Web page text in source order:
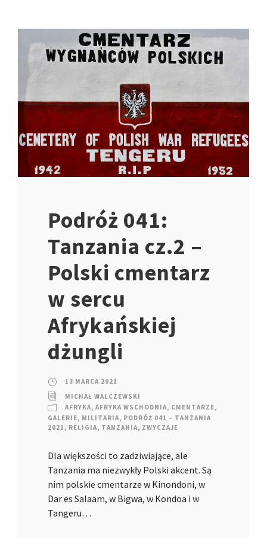
Podróż 041:
Tanzania cz.2 –
Polski cmentarz
w sercu
Afrykańskiej
dżungli
13 MARCA 2021
MICHAŁ WALCZEWSKI
AFRYKA, AFRYKA WSCHODNIA, CMENTARZE,
GALERIE, MILITARIA, PODRÓŻ 041 – TANZANIA
2021 , RELIGIA, TANZANIA, ZWYCZAJE
Dla większości to zadziwiające, ale
Tanzania ma niezwykły Polski akcent. Są
nim polskie cmentarze w Kinondoni, w
Dar es Salaam, w Bigwa, w Kondoa i w
Tangeru…